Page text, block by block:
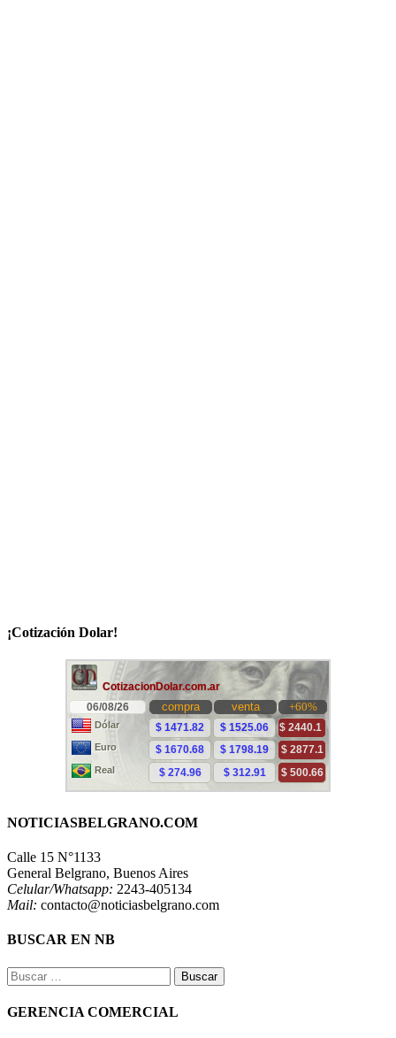
¡Cotización Dolar!
NOTICIASBELGRANO.COM
Calle 15 N°1133
General Belgrano, Buenos Aires
Celular/Whatsapp: 2243-405134
Mail: contacto@noticiasbelgrano.com
BUSCAR EN NB
Buscar:
GERENCIA COMERCIAL